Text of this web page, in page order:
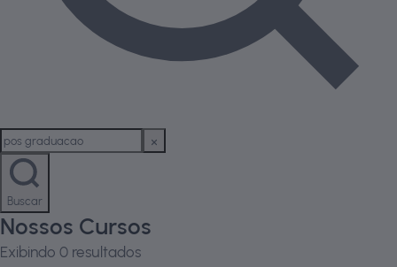
Buscar
Nossos Cursos
Exibindo 0 resultados